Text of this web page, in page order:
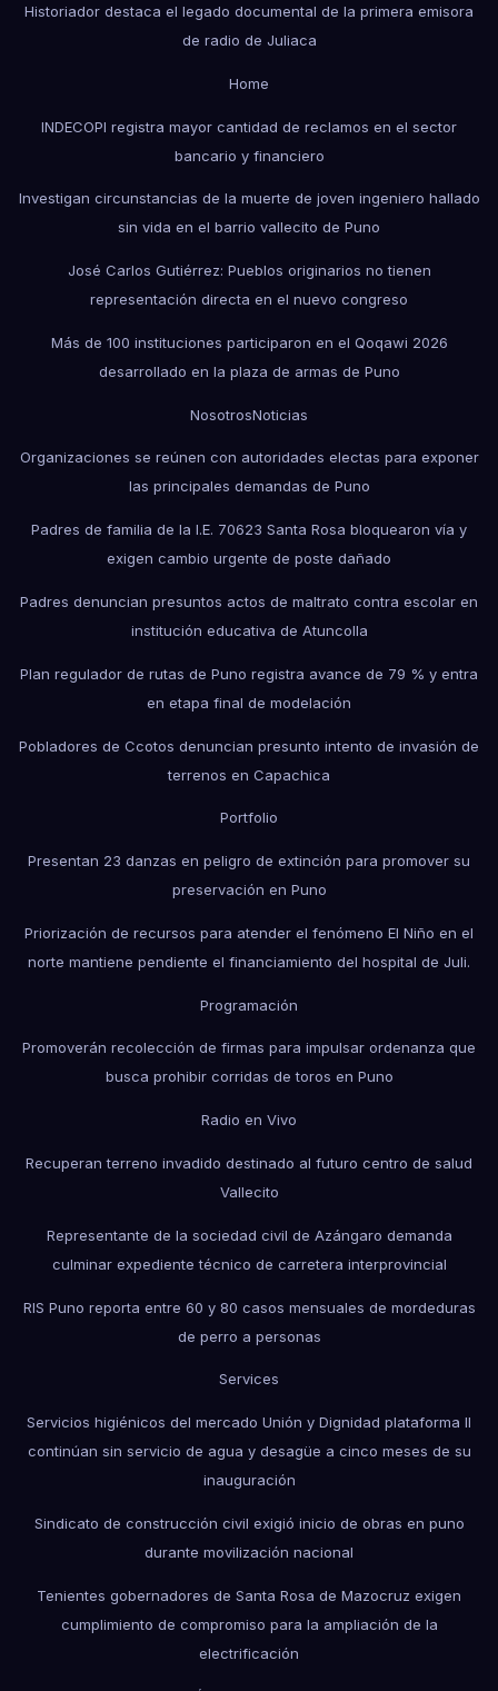
Historiador destaca el legado documental de la primera emisora
de radio de Juliaca
Home
INDECOPI registra mayor cantidad de reclamos en el sector
bancario y financiero
Investigan circunstancias de la muerte de joven ingeniero hallado
sin vida en el barrio vallecito de Puno
José Carlos Gutiérrez: Pueblos originarios no tienen
representación directa en el nuevo congreso
Más de 100 instituciones participaron en el Qoqawi 2026
desarrollado en la plaza de armas de Puno
NosotrosNoticias
Organizaciones se reúnen con autoridades electas para exponer
las principales demandas de Puno
Padres de familia de la I.E. 70623 Santa Rosa bloquearon vía y
exigen cambio urgente de poste dañado
Padres denuncian presuntos actos de maltrato contra escolar en
institución educativa de Atuncolla
Plan regulador de rutas de Puno registra avance de 79 % y entra
en etapa final de modelación
Pobladores de Ccotos denuncian presunto intento de invasión de
terrenos en Capachica
Portfolio
Presentan 23 danzas en peligro de extinción para promover su
preservación en Puno
Priorización de recursos para atender el fenómeno El Niño en el
norte mantiene pendiente el financiamiento del hospital de Juli.
Programación
Promoverán recolección de firmas para impulsar ordenanza que
busca prohibir corridas de toros en Puno
Radio en Vivo
Recuperan terreno invadido destinado al futuro centro de salud
Vallecito
Representante de la sociedad civil de Azángaro demanda
culminar expediente técnico de carretera interprovincial
RIS Puno reporta entre 60 y 80 casos mensuales de mordeduras
de perro a personas
Services
Servicios higiénicos del mercado Unión y Dignidad plataforma II
continúan sin servicio de agua y desagüe a cinco meses de su
inauguración
Sindicato de construcción civil exigió inicio de obras en puno
durante movilización nacional
Tenientes gobernadores de Santa Rosa de Mazocruz exigen
cumplimiento de compromiso para la ampliación de la
electrificación